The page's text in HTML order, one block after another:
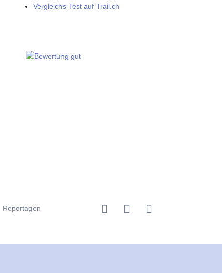
Vergleichs-Test auf Trail.ch
Reportagen